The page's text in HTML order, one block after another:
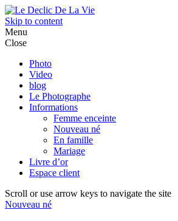
Skip to content
Menu
Close
Photo
Video
blog
Le Photographe
Informations
Femme enceinte
Nouveau né
En famille
Mariage
Livre d’or
Espace client
Scroll or use arrow keys to navigate the site
Nouveau né